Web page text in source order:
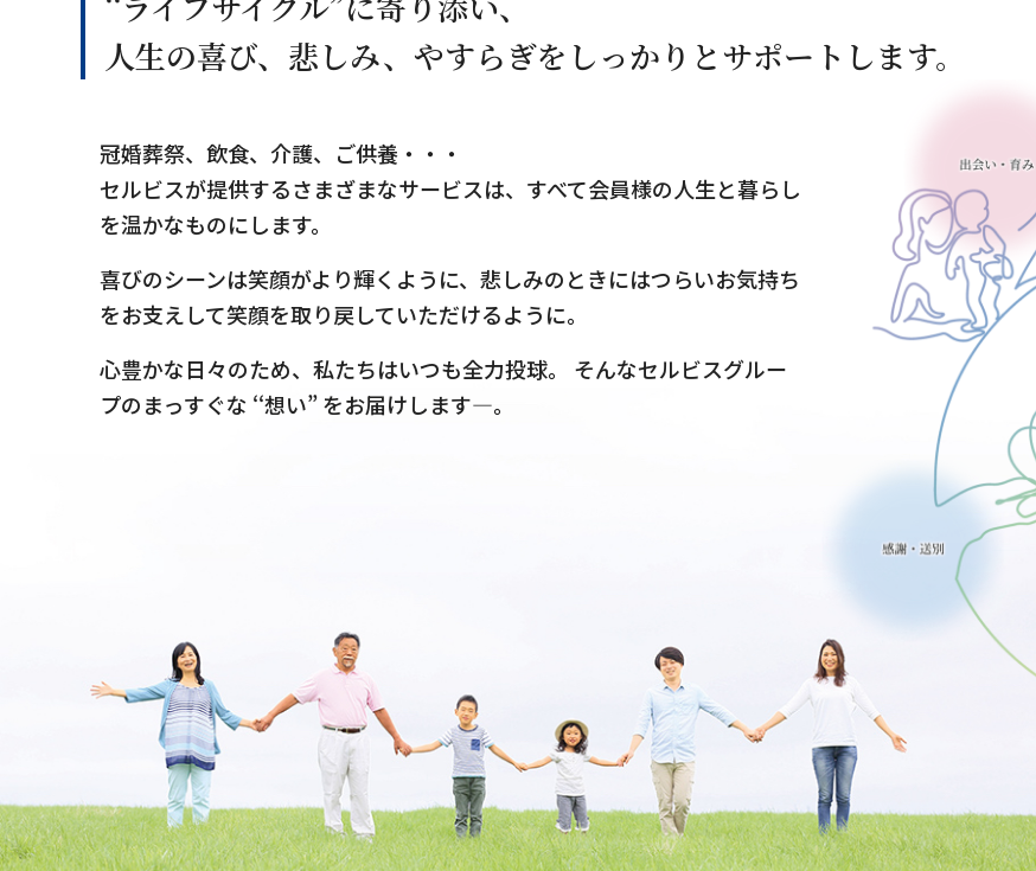
人生の喜び、悲しみ、やすらぎを しっかりとサポートします。
冠婚葬祭、飲食、介護、ご供養・・・
セルビスが提供するさまざまなサービスは、すべて会員様の人生と暮らし
を温かなものにします。
喜びのシーンは笑顔がより輝くように、悲しみのときにはつらいお気持ち
をお支えして笑顔を取り戻していただけるように。
心豊かな日々のため、私たちはいつも全力投球。 そんなセルビスグルー
プのまっすぐな ‘‘想い” をお届けします―。